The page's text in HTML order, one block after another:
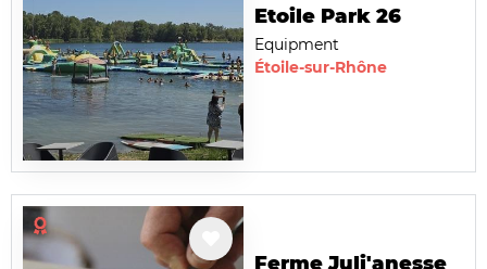
Etoile Park 26
Equipment
Étoile-sur-Rhône
Ferme Juli'anesse